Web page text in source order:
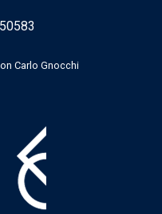
Carlo Gnocchi